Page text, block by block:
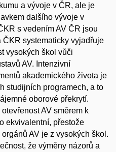
a vývoje v ČR, ale je
dalšího vývoje v
s vedením AV ČR jsou
systematicky vyjadřuje
vysokých škol vůči
AV. Intenzivní
akademického života je
studijních programech, a to
oborové překrytí.
AV směrem k
ekvivalentní, přestože
AV je z vysokých škol.
že výměny názorů a